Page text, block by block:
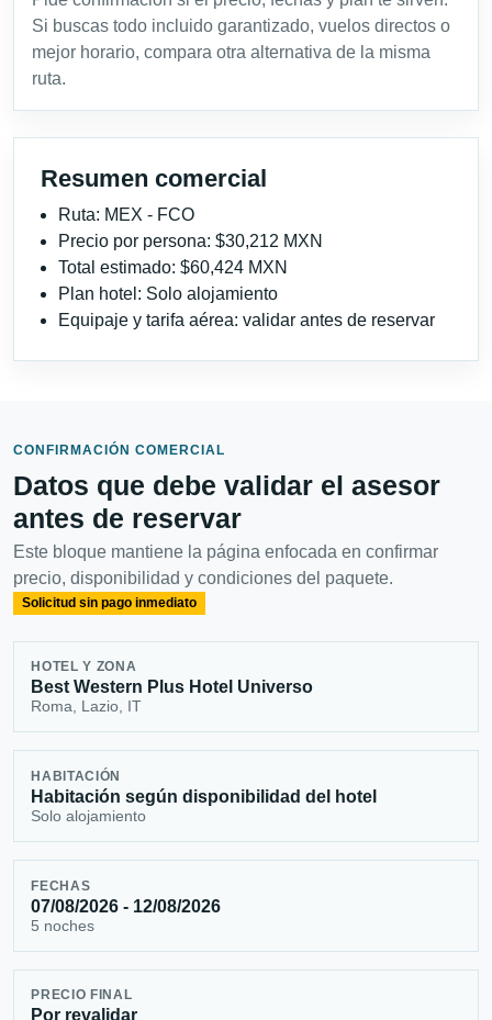
Si buscas todo incluido garantizado, vuelos directos o
mejor horario, compara otra alternativa de la misma
ruta.
Resumen comercial
Ruta: MEX - FCO
Precio por persona: $30,212 MXN
Total estimado: $60,424 MXN
Plan hotel: Solo alojamiento
Equipaje y tarifa aérea: validar antes de reservar
CONFIRMACIÓN COMERCIAL
Datos que debe validar el asesor
antes de reservar
Este bloque mantiene la página enfocada en confirmar
precio, disponibilidad y condiciones del paquete.
Solicitud sin pago inmediato
HOTEL Y ZONA
Best Western Plus Hotel Universo
Roma, Lazio, IT
HABITACIÓN
Habitación según disponibilidad del hotel
Solo alojamiento
FECHAS
07/08/2026 - 12/08/2026
5 noches
PRECIO FINAL
Por revalidar